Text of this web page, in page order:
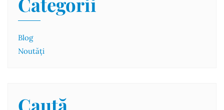
Blog
Noutăți
Caută